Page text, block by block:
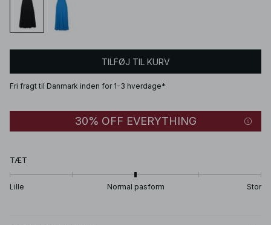
TILFØJ TIL KURV
Fri fragt til Danmark inden for 1-3 hverdage*
30% OFF EVERYTHING
TÆT
Lille Normal pasform Stor